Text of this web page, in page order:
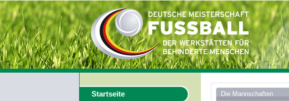
Startseite
Die Mannschaften